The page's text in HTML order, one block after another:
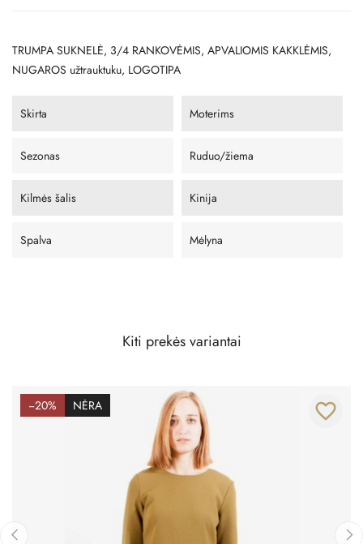
TRUMPA SUKNELĖ, 3/4 RANKOVĖMIS, APVALIOMIS KAKKLĖMIS,
NUGAROS užtrauktuku, LOGOTIPA
Skirta Moterims
Sezonas Ruduo/žiema
Kilmės šalis Kinija
Spalva Mėlyna
Kiti prekės variantai
−20% NĖRA favorite_border